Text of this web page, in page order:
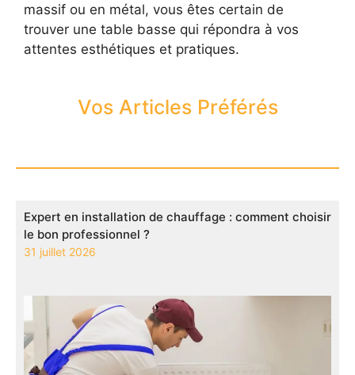
massif ou en métal, vous êtes certain de
trouver une table basse qui répondra à vos
attentes esthétiques et pratiques.
Vos Articles Préférés
Expert en installation de chauffage : comment choisir
le bon professionnel ?
31 juillet 2026